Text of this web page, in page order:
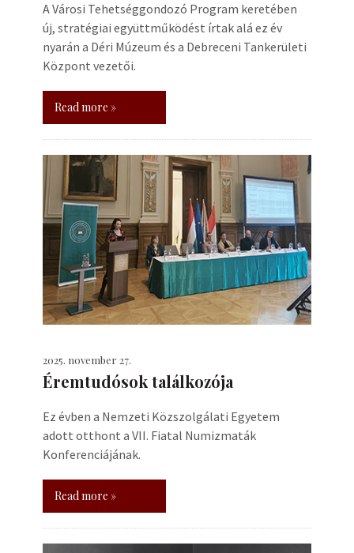
A Városi Tehetséggondozó Program keretében
új, stratégiai együttműködést írtak alá ez év
nyarán a Déri Múzeum és a Debreceni Tankerületi
Központ vezetői.
Read more »
2025. november 27.
Éremtudósok találkozója
Ez évben a Nemzeti Közszolgálati Egyetem
adott otthont a VII. Fiatal Numizmaták
Konferenciájának.
Read more »